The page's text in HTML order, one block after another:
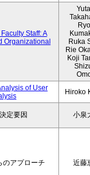
Staff: A
Organizational
Ruka
Rie
Koji
of User
Hiroko
定要因 小泉
のアプローチ 近藤